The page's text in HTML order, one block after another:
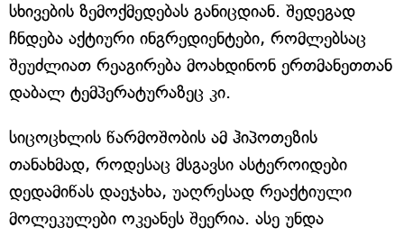
სხივების ზემოქმედებას განიცდიან. შედეგად
ჩნდება აქტიური ინგრედიენტები, რომლებსაც
შეუძლიათ რეაგირება მოახდინონ ერთმანეთთან
დაბალ ტემპერატურაზეც კი.
სიცოცხლის წარმოშობის ამ ჰიპოთეზის
თანახმად, როდესაც მსგავსი ასტეროიდები
დედამიწას დაეჯახა, უაღრესად რეაქტიული
მოლეკულები ოკეანეს შეერია. ასე უნდა